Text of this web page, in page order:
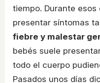
tiempo. Durante
presentar síntomas
fiebre y malestar
bebés suele
todo el cuerpo
Pasados unos días